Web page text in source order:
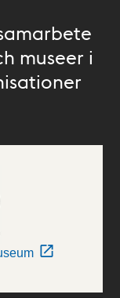
museer i